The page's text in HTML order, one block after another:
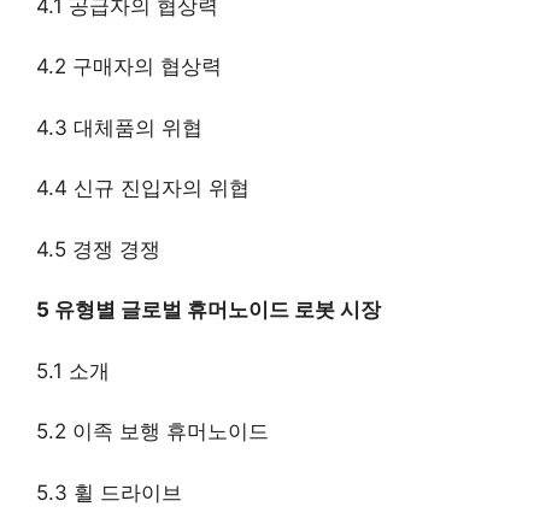
4.1 공급자의 협상력
4.2 구매자의 협상력
4.3 대체품의 위협
4.4 신규 진입자의 위협
4.5 경쟁 경쟁
5 유형별 글로벌 휴머노이드 로봇 시장
5.1 소개
5.2 이족 보행 휴머노이드
5.3 휠 드라이브